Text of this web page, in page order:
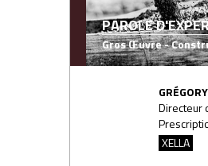
PAROLE
Gros Œuvre -
Directeur
XELLA